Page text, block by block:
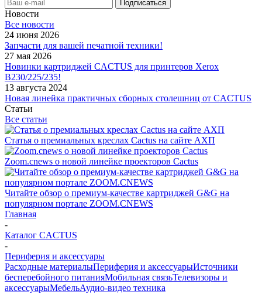
Новости
Все новости
24 июня 2026
Запчасти для вашей печатной техники!
27 мая 2026
Новинки картриджей CACTUS для принтеров Xerox
B230/225/235!
13 августа 2024
Новая линейка практичных сборных столешниц от CACTUS
Статьи
Все статьи
Статья о премиальных креслах Cactus на сайте АХП
Zoom.cnews о новой линейке проекторов Cactus
Читайте обзор о премиум-качестве картриджей G&G на
популярном портале ZOOM.CNEWS
Главная
-
Каталог CACTUS
-
Периферия и аксессуары
Расходные материалыПериферия и аксессуарыИсточники
бесперебойного питанияМобильная связьТелевизоры и
аксессуарыМебельАудио-видео техника